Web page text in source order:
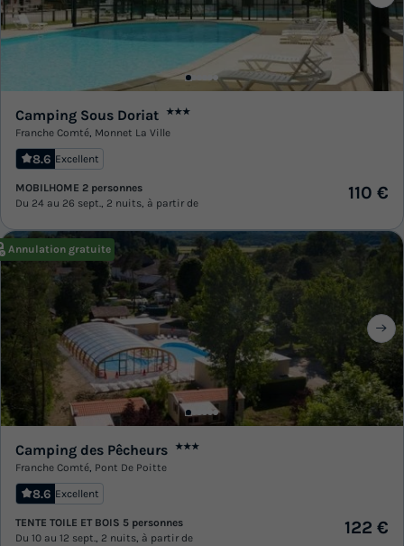
Camping Sous Doriat ★★★
Franche Comté, Monnet La Ville
8.6 Excellent
MOBILHOME 2 personnes
Du 24 au 26 sept., 2 nuits, à partir de
110 €
Annulation gratuite
Camping des Pêcheurs ★★★
Franche Comté, Pont De Poitte
8.6 Excellent
TENTE TOILE ET BOIS 5 personnes
Du 10 au 12 sept., 2 nuits, à partir de
122 €